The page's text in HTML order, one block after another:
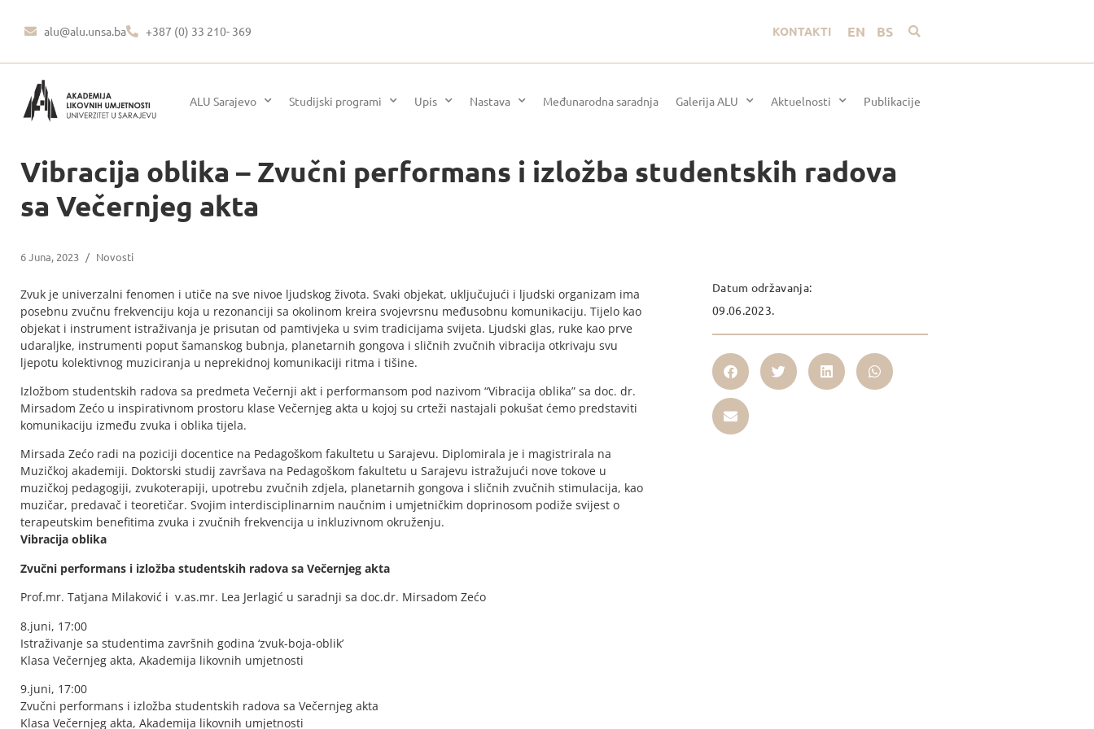
alu@alu.unsa.ba +387 (0) 33 210- 369 KONTAKTI EN BS
ALU Sarajevo Studijski programi Upis Nastava Međunarodna saradnja Galerija ALU Aktuelnosti Publikacije
Vibracija oblika – Zvučni performans i izložba studentskih radova
sa Večernjeg akta
6 Juna, 2023 / Novosti
Zvuk je univerzalni fenomen i utiče na sve nivoe ljudskog života. Svaki objekat, uključujući i ljudski organizam ima
posebnu zvučnu frekvenciju koja u rezonanciji sa okolinom kreira svojevrsnu međusobnu komunikaciju. Tijelo kao
objekat i instrument istraživanja je prisutan od pamtivjeka u svim tradicijama svijeta. Ljudski glas, ruke kao prve
udaraljke, instrumenti poput šamanskog bubnja, planetarnih gongova i sličnih zvučnih vibracija otkrivaju svu
ljepotu kolektivnog muziciranja u neprekidnoj komunikaciji ritma i tišine.
Izložbom studentskih radova sa predmeta Večernji akt i performansom pod nazivom “Vibracija oblika” sa doc. dr.
Mirsadom Zećo u inspirativnom prostoru klase Večernjeg akta u kojoj su crteži nastajali pokušat ćemo predstaviti
komunikaciju između zvuka i oblika tijela.
Mirsada Zećo radi na poziciji docentice na Pedagoškom fakultetu u Sarajevu. Diplomirala je i magistrirala na
Muzičkoj akademiji. Doktorski studij završava na Pedagoškom fakultetu u Sarajevu istražujući nove tokove u
muzičkoj pedagogiji, zvukoterapiji, upotrebu zvučnih zdjela, planetarnih gongova i sličnih zvučnih stimulacija, kao
muzičar, predavač i teoretičar. Svojim interdisciplinarnim naučnim i umjetničkim doprinosom podiže svijest o
terapeutskim benefitima zvuka i zvučnih frekvencija u inkluzivnom okruženju.
Vibracija oblika
Zvučni performans i izložba studentskih radova sa Večernjeg akta
Prof.mr. Tatjana Milaković i v.as.mr. Lea Jerlagić u saradnji sa doc.dr. Mirsadom Zećo
8.juni, 17:00
Istraživanje sa studentima završnih godina ‘zvuk-boja-oblik’
Klasa Večernjeg akta, Akademija likovnih umjetnosti
9.juni, 17:00
Zvučni performans i izložba studentskih radova sa Večernjeg akta
Klasa Večernjeg akta, Akademija likovnih umjetnosti
Datum održavanja:
09.06.2023.